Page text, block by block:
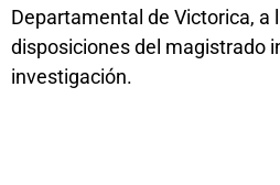
Departamental de Victorica, a
disposiciones del magistrado
investigación.